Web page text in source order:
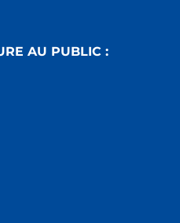
AU PUBLIC :